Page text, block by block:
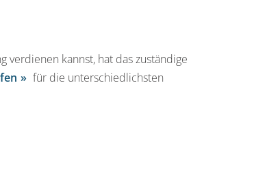
kannst, hat das zuständige
für die unterschiedlichsten